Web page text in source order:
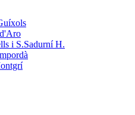
i S.Sadurní H.